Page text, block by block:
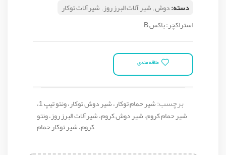
دسته:دوش,شیر آلات البرز روز,شیرآلات توکار
استراکچر: باکس B
علاقه مندی
برچسب:
شیر حمام توکار، شیر دوش توکار، ونتو تیپ 1،
شیر حمام کروم، شیر دوش کروم، شیرآلات البرز روز، ونتو
کروم، شیر توکار حمام